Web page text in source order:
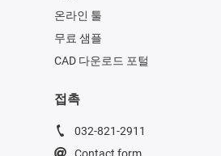
온라인 툴
무료 샘플
CAD 다운로드 포털
접촉
032-821-2911